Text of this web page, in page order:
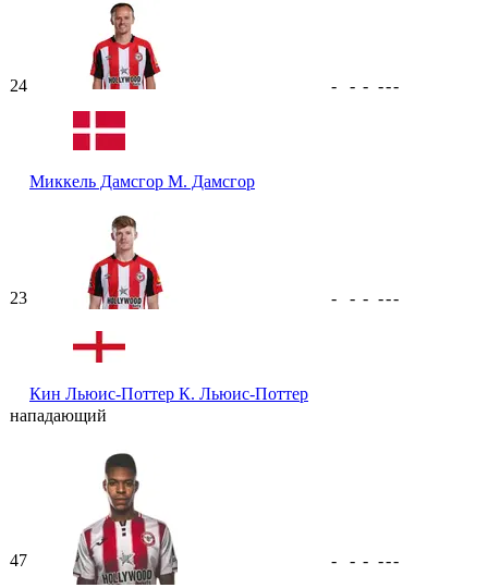
24
Миккель Дамсгор М. Дамсгор
- - - ---
23
Кин Льюис-Поттер К. Льюис-Поттер
- - - ---
нападающий
47 - - - ---